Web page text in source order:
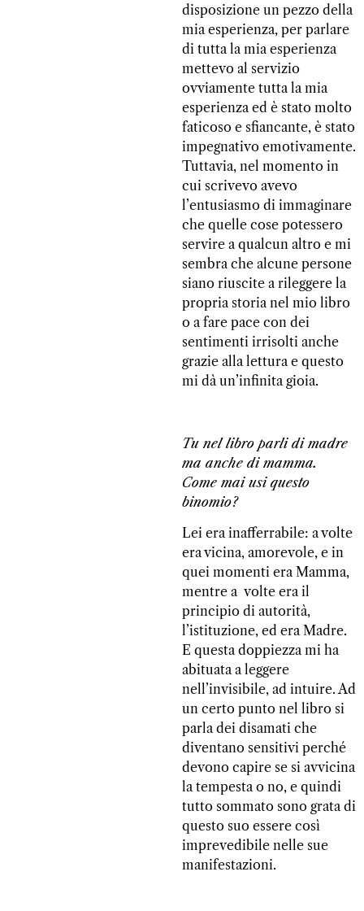
disposizione un pezzo della
mia esperienza, per parlare
di tutta la mia esperienza
mettevo al servizio
ovviamente tutta la mia
esperienza ed è stato molto
faticoso e sfiancante, è stato
impegnativo emotivamente.
Tuttavia, nel momento in
cui scrivevo avevo
l’entusiasmo di immaginare
che quelle cose potessero
servire a qualcun altro e mi
sembra che alcune persone
siano riuscite a rileggere la
propria storia nel mio libro
o a fare pace con dei
sentimenti irrisolti anche
grazie alla lettura e questo
mi dà un’infinita gioia.
Tu nel libro parli di madre
ma anche di mamma.
Come mai usi questo
binomio?
Lei era inafferrabile: a volte
era vicina, amorevole, e in
quei momenti era Mamma,
mentre a volte era il
principio di autorità,
l’istituzione, ed era Madre.
E questa doppiezza mi ha
abituata a leggere
nell’invisibile, ad intuire. Ad
un certo punto nel libro si
parla dei disamati che
diventano sensitivi perché
devono capire se si avvicina
la tempesta o no, e quindi
tutto sommato sono grata di
questo suo essere così
imprevedibile nelle sue
manifestazioni.